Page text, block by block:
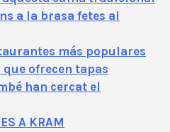
a la brasa fetes al
más populares
ofrecen tapas
han cercat el
A KRAM